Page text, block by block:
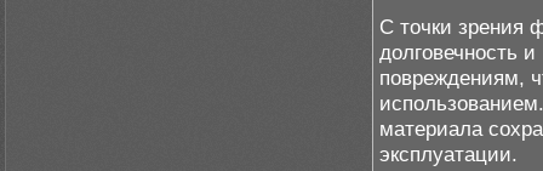
С точки зрения
долговечность
повреждениям,
материала
эксплуатации.